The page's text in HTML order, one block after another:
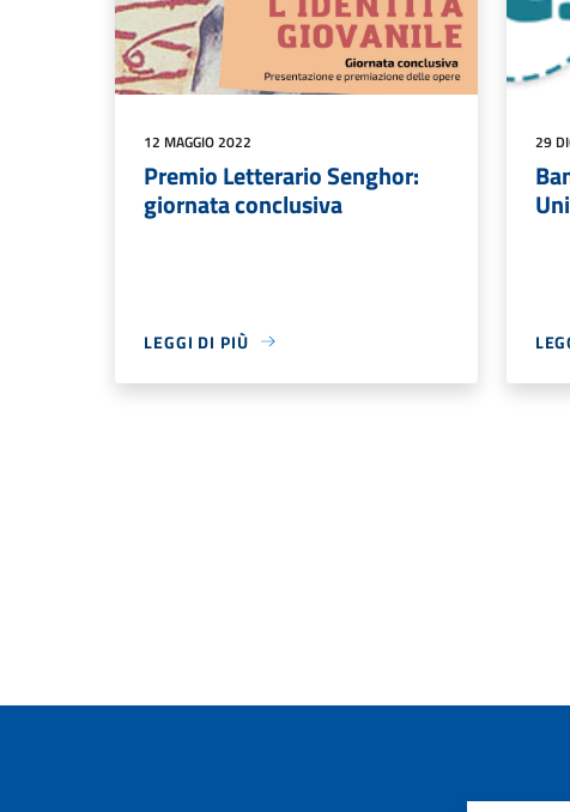
12 MAGGIO 2022
Premio Letterario Senghor:
giornata conclusiva
LEGGI DI PIÙ
29